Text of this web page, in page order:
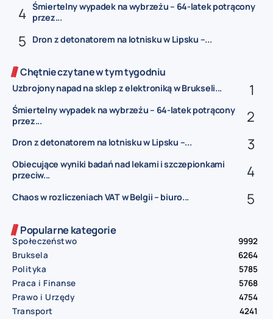
Śmiertelny wypadek na wybrzeżu – 64-latek potrącony
przez...
Dron z detonatorem na lotnisku w Lipsku –...
Chętnie czytane w tym tygodniu
Uzbrojony napad na sklep z elektroniką w Brukseli...
Śmiertelny wypadek na wybrzeżu – 64-latek potrącony
przez...
Dron z detonatorem na lotnisku w Lipsku –...
Obiecujące wyniki badań nad lekami i szczepionkami
przeciw...
Chaos w rozliczeniach VAT w Belgii – biuro...
Popularne kategorie
Społeczeństwo
9992
Bruksela
6264
Polityka
5785
Praca i Finanse
5768
Prawo i Urzędy
4754
Transport
4241